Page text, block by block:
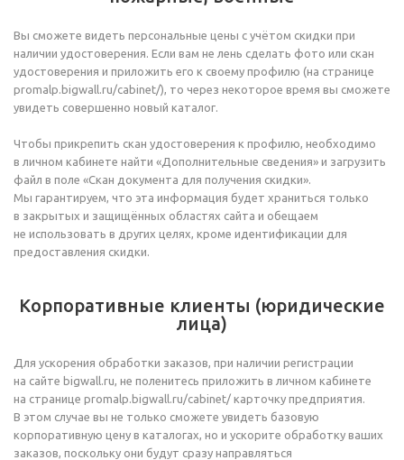
Вы сможете видеть персональные цены с учётом скидки при
наличии удостоверения. Если вам не лень сделать фото или скан
удостоверения и приложить его к своему профилю (на странице
promalp.bigwall.ru/cabinet/), то через некоторое время вы сможете
увидеть совершенно новый каталог.
Чтобы прикрепить скан удостоверения к профилю, необходимо
в личном кабинете найти «Дополнительные сведения» и загрузить
файл в поле «Скан документа для получения скидки».
Мы гарантируем, что эта информация будет храниться только
в закрытых и защищённых областях сайта и обещаем
не использовать в других целях, кроме идентификации для
предоставления скидки.
Корпоративные клиенты (юридические
лица)
Для ускорения обработки заказов, при наличии регистрации
на сайте bigwall.ru, не поленитесь приложить в личном кабинете
на странице promalp.bigwall.ru/cabinet/ карточку предприятия.
В этом случае вы не только сможете увидеть базовую
корпоративную цену в каталогах, но и ускорите обработку ваших
заказов, поскольку они будут сразу направляться